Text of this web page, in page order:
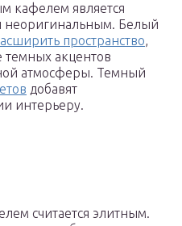
кафелем является
неоригинальным. Белый
пространство,
темных акцентов
атмосферы. Темный
добавят
интерьеру.
считается элитным.